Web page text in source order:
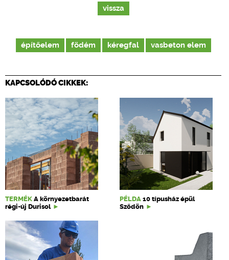
vissza
építőelem födém kéregfal vasbeton elem
KAPCSOLÓDÓ CIKKEK:
TERMÉK A környezetbarát
régi-új Durisol
PÉLDA 10 típusház épül
Sződön